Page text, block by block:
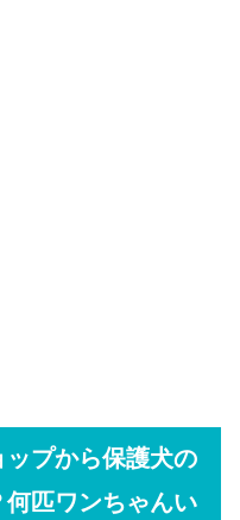
プから保護犬の
何匹ワンちゃんい